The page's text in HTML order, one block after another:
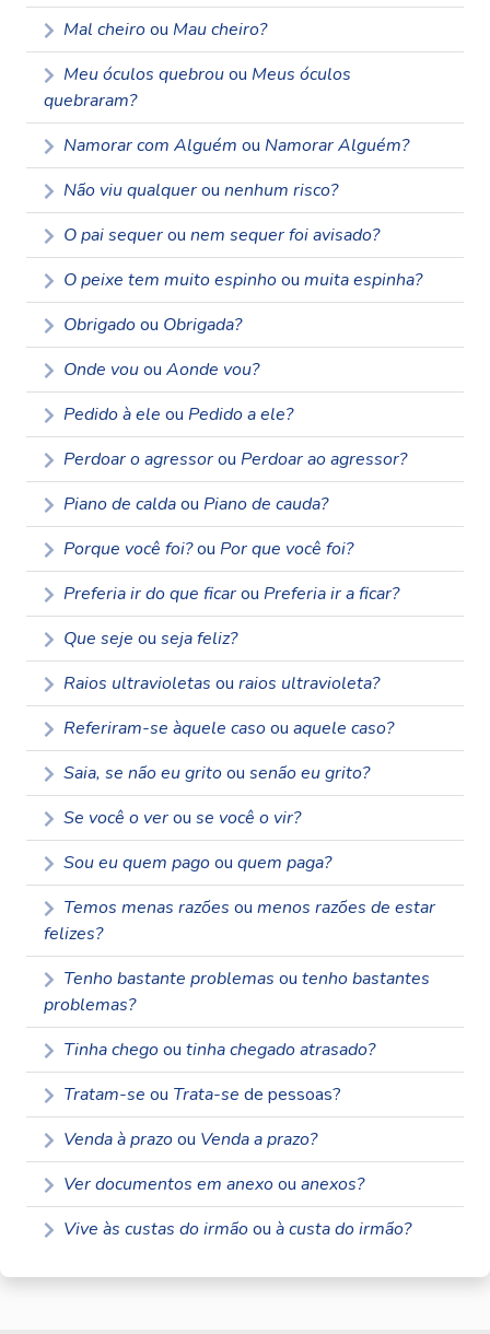
Mal cheiroou Mau cheiro?
Meu óculos quebrouou Meus óculos
quebraram?
Namorar com Alguém ou Namorar Alguém?
Não viu qualquerou nenhum risco?
O pai sequerou nem sequer foi avisado?
O peixe tem muito espinhoou muita espinha?
Obrigadoou Obrigada?
Onde vouou Aonde vou?
Pedido à ele ou Pedido a ele?
Perdoar o agressorou Perdoar ao agressor?
Piano de caldaou Piano de cauda?
Porque você foi?ou Por que você foi?
Preferia ir do que ficarou Preferia ir a ficar?
Que seje ou seja feliz?
Raios ultravioletas ou raios ultravioleta?
Referiram-se àquele casoou aquele caso?
Saia, se não eu gritoou senão eu grito?
Se você o verou se você o vir?
Sou eu quem pagoou quem paga?
Temos menas razões ou menos razões de estar
felizes?
Tenho bastante problemas ou tenho bastantes
problemas?
Tinha chegoou tinha chegado atrasado?
Tratam-se ou Trata-se de pessoas?
Venda à prazoou Venda a prazo?
Ver documentos em anexoou anexos?
Vive às custas do irmãoou à custa do irmão?